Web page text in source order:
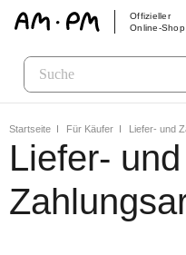
Offizieller
Online-Shop
Startseite Für Käufer Liefer- und
Liefer- und